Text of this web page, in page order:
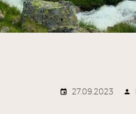
27.09.2023